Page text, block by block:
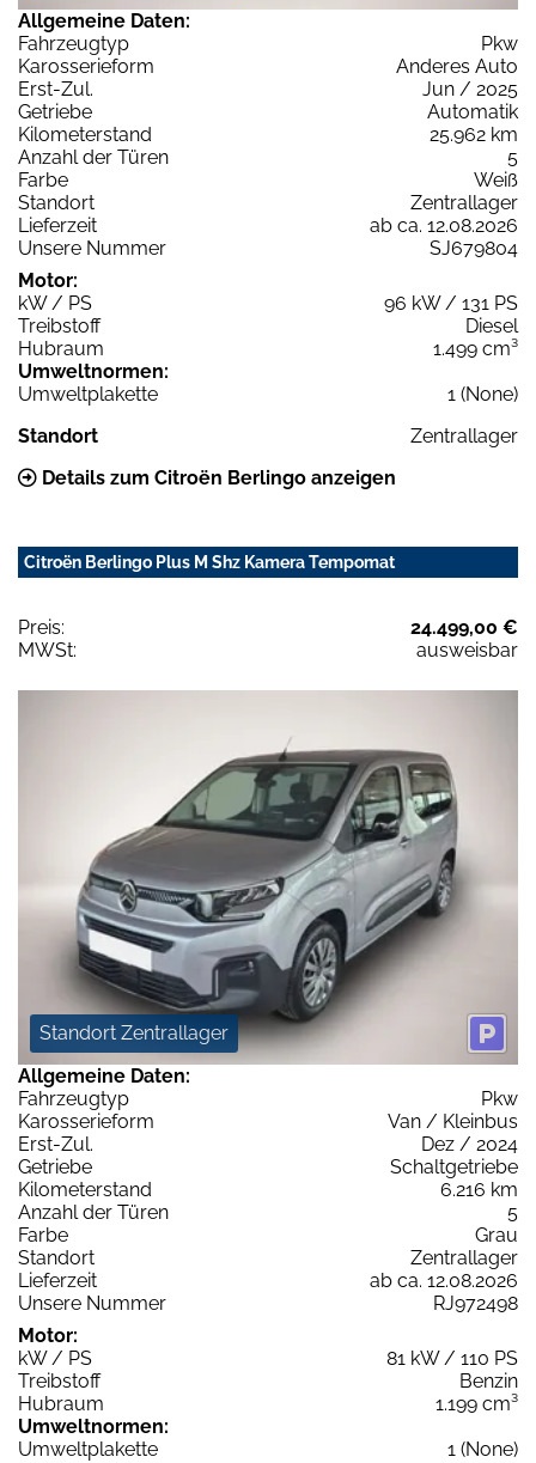
Allgemeine Daten:
Fahrzeugtyp
Pkw
Karosserieform
Anderes Auto
Erst-Zul.
Jun / 2025
Getriebe
Automatik
Kilometerstand
25.962 km
Anzahl der Türen
5
Farbe
Weiß
Standort
Zentrallager
Lieferzeit
ab ca. 12.08.2026
Unsere Nummer
SJ679804
Motor:
kW / PS
96 kW / 131 PS
Treibstoff
Diesel
Hubraum
1.499 cm³
Umweltnormen:
Umweltplakette
1 (None)
Standort
Zentrallager
Details zum Citroën Berlingo anzeigen
Citroën Berlingo Plus M Shz Kamera Tempomat
Preis:
24.499,00 €
MWSt:
ausweisbar
Standort Zentrallager
Allgemeine Daten:
Fahrzeugtyp
Pkw
Karosserieform
Van / Kleinbus
Erst-Zul.
Dez / 2024
Getriebe
Schaltgetriebe
Kilometerstand
6.216 km
Anzahl der Türen
5
Farbe
Grau
Standort
Zentrallager
Lieferzeit
ab ca. 12.08.2026
Unsere Nummer
RJ972498
Motor:
kW / PS
81 kW / 110 PS
Treibstoff
Benzin
Hubraum
1.199 cm³
Umweltnormen:
Umweltplakette
1 (None)